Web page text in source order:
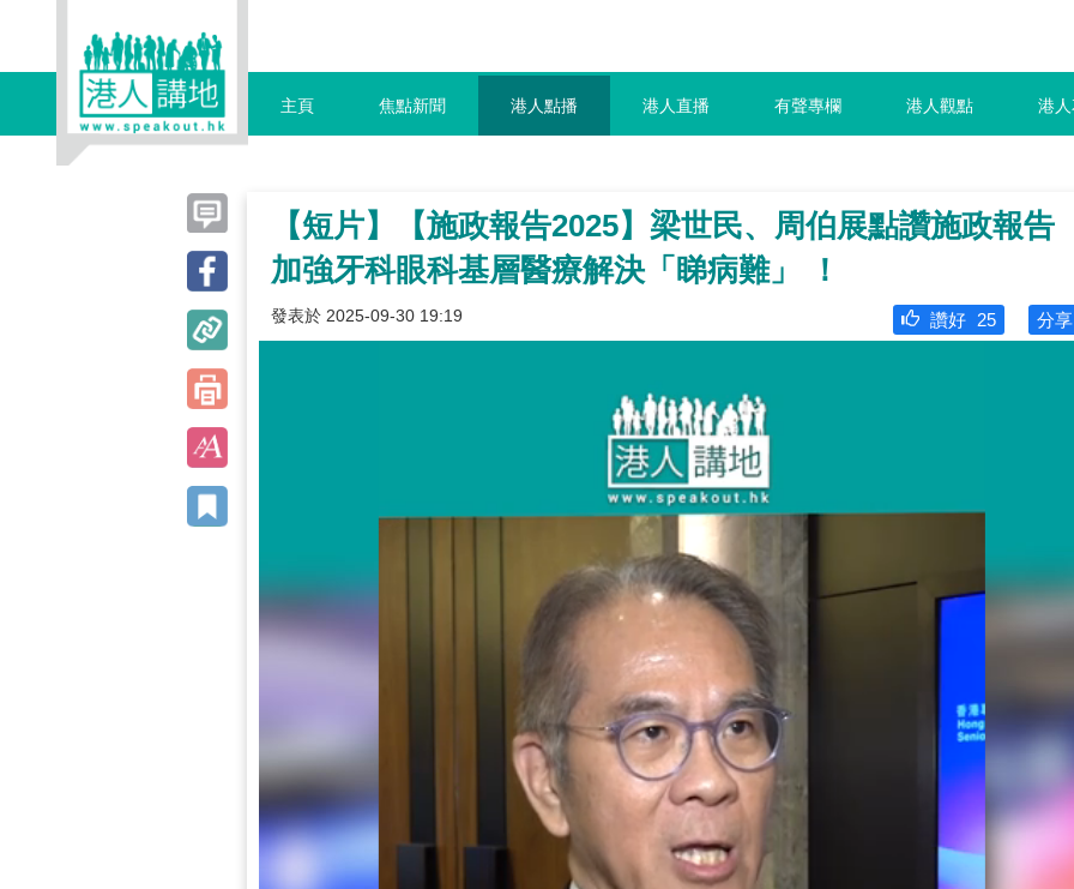
主頁 焦點新聞 港人點播 港人直播 有聲專欄 港人觀點 港
【短片】【施政報告2025】梁世民、周伯展點讚施政報告
加強牙科眼科基層醫療解決「睇病難」 ！
發表於 2025-09-30 19:19 分享
讚好 25